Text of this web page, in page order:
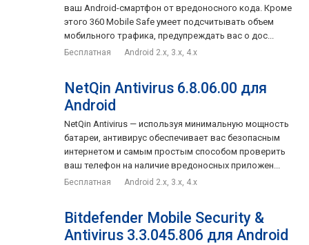
ваш Android-смартфон от вредоносного кода. Кроме
этого 360 Mobile Safe умеет подсчитывать объем
мобильного трафика, предупреждать вас о дос...
Бесплатная Android 2.x, 3.x, 4.x
NetQin Antivirus 6.8.06.00 для
Android
NetQin Antivirus — используя минимальную мощность
батареи, антивирус обеспечивает вас безопасным
интернетом и самым простым способом проверить
ваш телефон на наличие вредоносных приложен...
Бесплатная Android 2.x, 3.x, 4.x
Bitdefender Mobile Security &
Antivirus 3.3.045.806 для Android